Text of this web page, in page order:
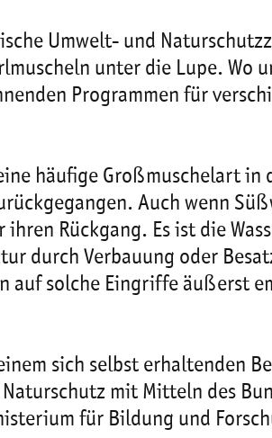
Umwelt- und
unter die Lupe. Wo
Programmen für
häufige Großmuschelart in
Auch wenn
Rückgang. Es ist die
durch Verbauung oder
solche Eingriffe äußerst
sich selbst erhaltenden
mit Mitteln des
für Bildung und